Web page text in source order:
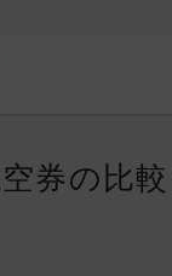
券の比